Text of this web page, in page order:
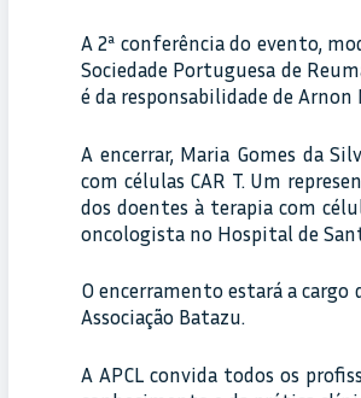
A 2ª conferência do evento,
Sociedade Portuguesa de
é da responsabilidade de Arnon
A encerrar, Maria Gomes da
com células CAR T. Um
dos doentes à terapia com
oncologista no Hospital de
O encerramento estará a cargo
Associação Batazu.
A APCL convida todos os